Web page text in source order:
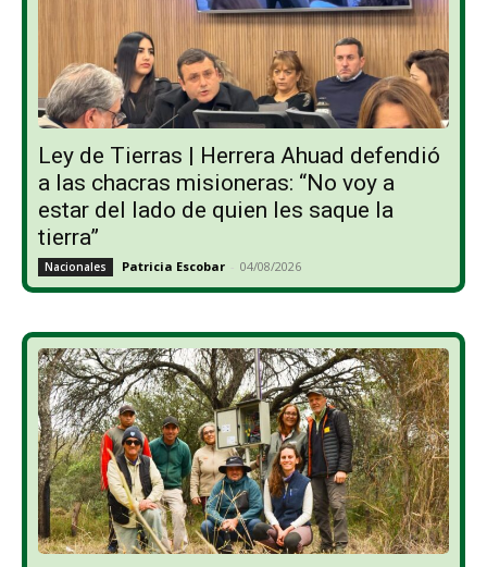
Ley de Tierras | Herrera Ahuad defendió
a las chacras misioneras: “No voy a
estar del lado de quien les saque la
tierra”
Nacionales Patricia Escobar - 04/08/2026